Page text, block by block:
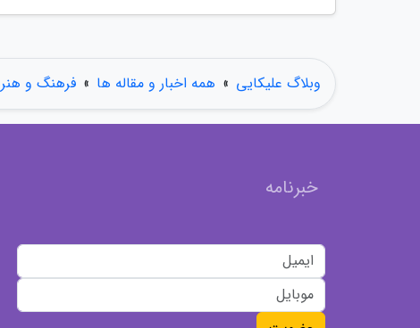
وبلاگ علیکایی » همه اخبار و مقاله ها » فرهنگ و هنر
خبرنامه